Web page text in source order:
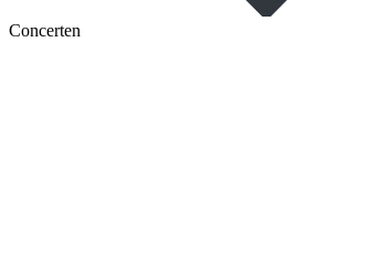
Concerten